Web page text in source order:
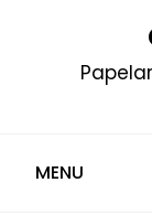
MENU